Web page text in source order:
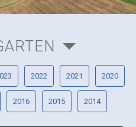
2022 2021 2020
2016 2015 2014